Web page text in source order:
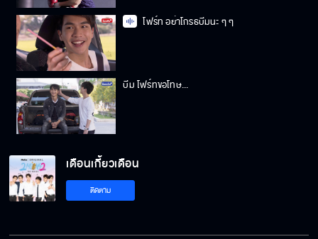
โฟร์ท อย่าโกรธบีมนะ ๆ ๆ
บีม โฟร์ทขอโทษ...
เดือนเกี้ยวเดือน
ติดตาม